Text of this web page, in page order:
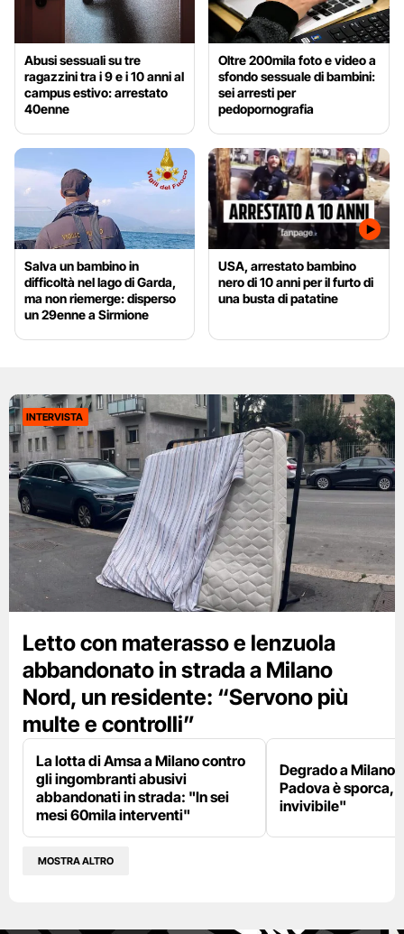
Abusi sessuali su tre
ragazzini tra i 9 e i 10 anni al
campus estivo: arrestato
40enne
Oltre 200mila foto e video a
sfondo sessuale di bambini:
sei arresti per
pedopornografia
Salva un bambino in
difficoltà nel lago di Garda,
ma non riemerge: disperso
un 29enne a Sirmione
USA, arrestato bambino
nero di 10 anni per il furto di
una busta di patatine
INTERVISTA
Letto con materasso e lenzuola
abbandonato in strada a Milano
Nord, un residente: “Servono più
multe e controlli”
La lotta di Amsa a Milano contro
gli ingombranti abusivi
abbandonati in strada: "In sei
mesi 60mila interventi"
Degrado a Milano
Padova è sporca,
invivibile"
MOSTRA ALTRO